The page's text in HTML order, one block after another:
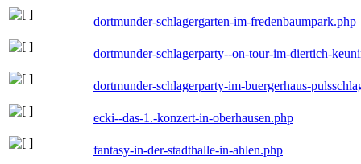
dortmunder-schlagergarten-im-fredenbaumpark.php
dortmunder-schlagerparty--on-tour-im-diertich-
dortmunder-schlagerparty-im-buergerhaus-
ecki--das-1.-konzert-in-oberhausen.php
fantasy-in-der-stadthalle-in-ahlen.php